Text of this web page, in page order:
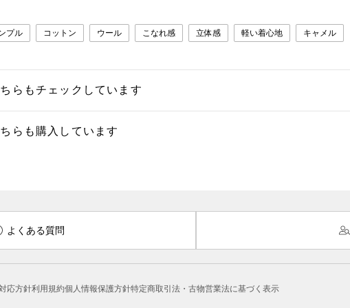
プル コットン ウール こなれ感 立体感 軽い着心地 キャメル
らもチェックしています
らも購入しています
よくある質問
応方針利用規約個人情報保護方針特定商取引法・古物営業法に基づく表示